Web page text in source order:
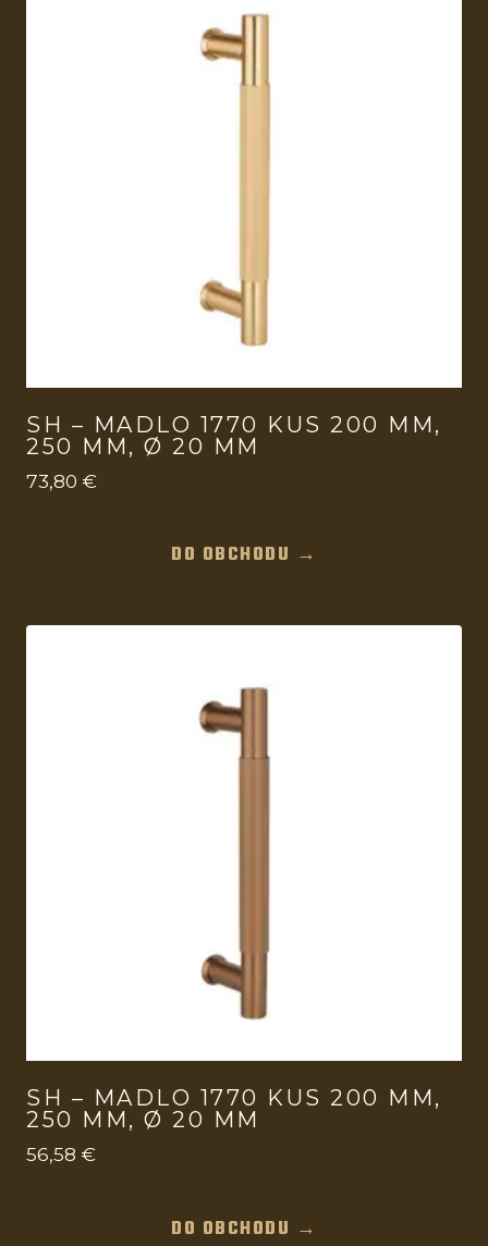
SH – MADLO 1770 KUS 200 MM,
250 MM, Ø 20 MM
73,80 €
DO OBCHODU →
SH – MADLO 1770 KUS 200 MM,
250 MM, Ø 20 MM
56,58 €
DO OBCHODU →